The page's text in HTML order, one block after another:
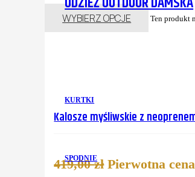
KURTKI
SPODNIE
WYBIERZ OPCJE Ten produkt
Kalosze myśliwskie z
419,00zł Pierwotna